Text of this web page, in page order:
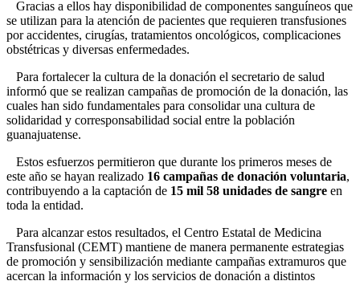
Gracias a ellos hay disponibilidad de componentes sanguíneos que
se utilizan para la atención de pacientes que requieren transfusiones
por accidentes, cirugías, tratamientos oncológicos, complicaciones
obstétricas y diversas enfermedades.
Para fortalecer la cultura de la donación el secretario de salud
informó que se realizan campañas de promoción de la donación, las
cuales han sido fundamentales para consolidar una cultura de
solidaridad y corresponsabilidad social entre la población
guanajuatense.
Estos esfuerzos permitieron que durante los primeros meses de
este año se hayan realizado 16 campañas de donación voluntaria,
contribuyendo a la captación de 15 mil 58 unidades de sangre en
toda la entidad.
Para alcanzar estos resultados, el Centro Estatal de Medicina
Transfusional (CEMT) mantiene de manera permanente estrategias
de promoción y sensibilización mediante campañas extramuros que
acercan la información y los servicios de donación a distintos